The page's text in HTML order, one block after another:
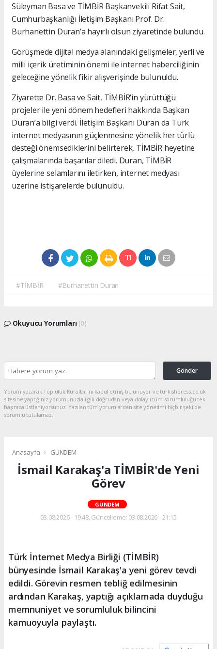
Süleyman Basa ve TİMBİR Başkanvekili Rifat Sait,
Cumhurbaşkanlığı İletişim Başkanı Prof. Dr.
Burhanettin Duran’a hayırlı olsun ziyaretinde bulundu.
Görüşmede dijital medya alanındaki gelişmeler, yerli ve
milli içerik üretiminin önemi ile internet haberciliğinin
geleceğine yönelik fikir alışverişinde bulunuldu.
Ziyarette Dr. Basa ve Sait, TİMBİR’in yürüttüğü
projeler ile yeni dönem hedefleri hakkında Başkan
Duran’a bilgi verdi. İletişim Başkanı Duran da Türk
internet medyasının güçlenmesine yönelik her türlü
desteği önemsediklerini belirterek, TİMBİR heyetine
çalışmalarında başarılar diledi. Duran, TİMBİR
üyelerine selamlarını iletirken, internet medyası
üzerine istişarelerde bulunuldu.
#TİMBİR #Burhanettin Duran
Okuyucu Yorumları (0)
Gönder
Yorum yazarak Topluluk Kuralları’nı kabul etmiş bulunuyor ve turkishpress.co.uk
sitesine yaptığınız yorumunuzla ilgili doğrudan veya dolaylı tüm sorumluluğu tek
başınıza üstleniyorsunuz. Yazılan tüm yorumlardan site yönetimi hiçbir şekilde
sorumlu tutulamaz.
Anasayfa GÜNDEM
İsmail Karakaş'a TİMBİR'de Yeni
Görev
GÜNDEM
03.08.2026 - 19:48, Güncelleme: 03.08.2026 - 21:15
Türk İnternet Medya Birliği (TİMBİR)
bünyesinde İsmail Karakaş'a yeni görev tevdi
edildi. Görevin resmen tebliğ edilmesinin
ardından Karakaş, yaptığı açıklamada duyduğu
memnuniyet ve sorumluluk bilincini
kamuoyuyla paylaştı.